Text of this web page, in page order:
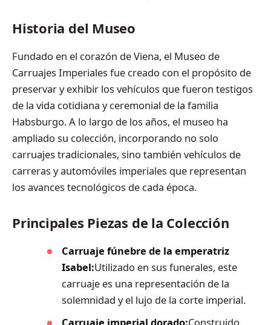
Historia del Museo
Fundado en el corazón de Viena, el Museo de
Carruajes Imperiales fue creado con el propósito de
preservar y exhibir los vehículos que fueron testigos
de la vida cotidiana y ceremonial de la familia
Habsburgo. A lo largo de los años, el museo ha
ampliado su colección, incorporando no solo
carruajes tradicionales, sino también vehículos de
carreras y automóviles imperiales que representan
los avances tecnológicos de cada época.
Principales Piezas de la Colección
Carruaje fúnebre de la emperatriz
Isabel:Utilizado en sus funerales, este
carruaje es una representación de la
solemnidad y el lujo de la corte imperial.